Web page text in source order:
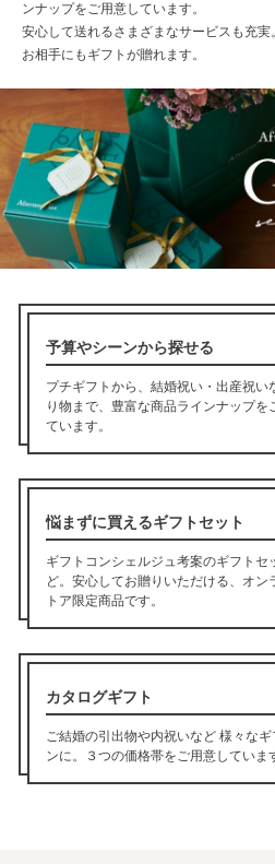
ンナップをご用意しています。
安心して送れるさまざまなサービスも充
お相手にもギフトが贈れます。
予算やシーンから探せる
プチギフトから、結婚祝い・出産祝い
り物まで、豊富な商品ラインナップを
ています。
悩まずに買えるギフトセット
ギフトコンシェルジュ考案のギフトセ
ど。安心してお贈りいただける、オン
トア限定商品です。
カタログギフト
ご結婚の引出物や内祝いなど 様々なギ
ンに。３つの価格帯をご用意していま